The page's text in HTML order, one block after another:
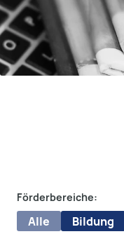
Förderbereiche:
Alle Bildung